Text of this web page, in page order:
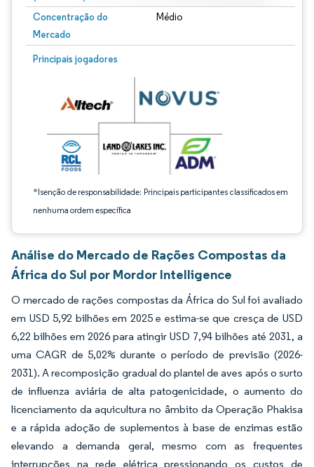
Concentração do
Mercado
Médio
Principais jogadores
*Isenção de responsabilidade: Principais participantes classificados em
nenhuma ordem específica
Imagem © Mordor Intelligence. O reuso requer atribuição conforme CC BY 4.0.
Análise do Mercado de Rações Compostas da
África do Sul por Mordor Intelligence
O mercado de rações compostas da África do Sul foi avaliado
em USD 5,92 bilhões em 2025 e estima-se que cresça de USD
6,22 bilhões em 2026 para atingir USD 7,94 bilhões até 2031, a
uma CAGR de 5,02% durante o período de previsão (2026-
2031). A recomposição gradual do plantel de aves após o surto
de influenza aviária de alta patogenicidade, o aumento do
licenciamento da aquicultura no âmbito da Operação Phakisa
e a rápida adoção de suplementos à base de enzimas estão
elevando a demanda geral, mesmo com as frequentes
interrupções na rede elétrica pressionando os custos de